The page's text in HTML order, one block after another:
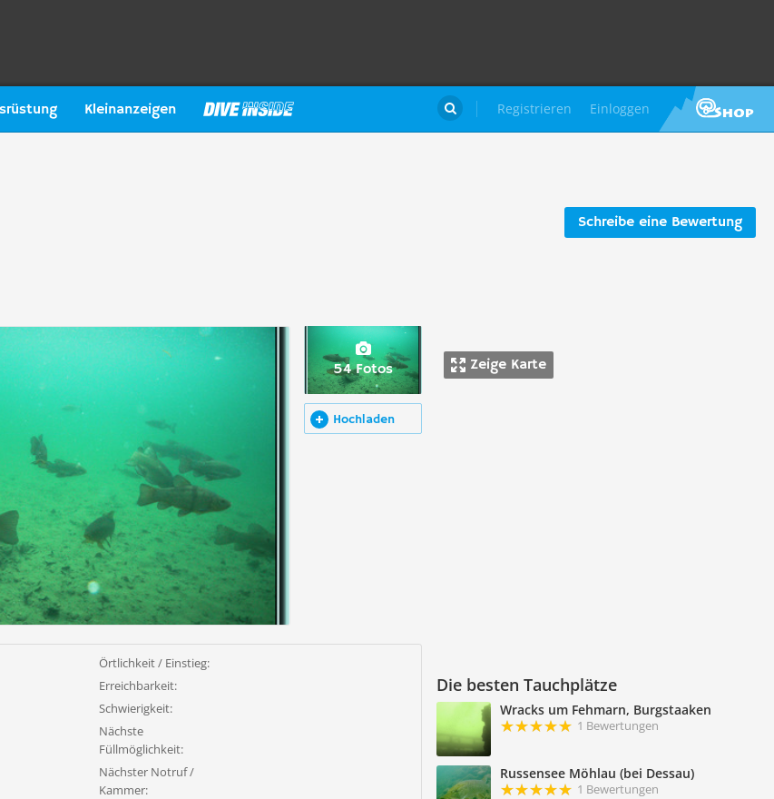
Kleinanzeigen Registrieren Einloggen

Schreibe eine Bewertung
Zeige Karte
Die besten Tauchplätze
Wracks um Fehmarn, Burgstaaken
1 Bewertungen
Russensee Möhlau (bei Dessau)
1 Bewertungen
54 Fotos
Hochladen
Örtlichkeit / Einstieg:
Erreichbarkeit:
Schwierigkeit:
Nächste
Füllmöglichkeit:
Nächster Notruf /
Kammer: